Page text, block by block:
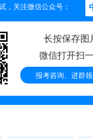
，关注微信公众号：
长按保存图
微信打开扫
报考咨询、进群